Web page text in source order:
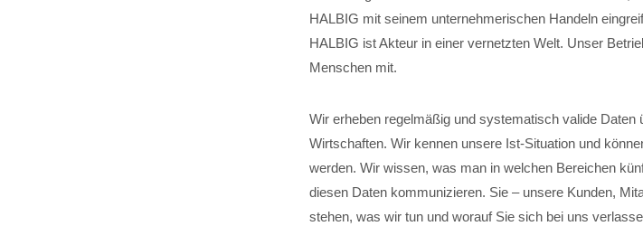
HALBIG mit seinem unternehmerischen Handeln
HALBIG ist Akteur in einer vernetzten Welt. Unser
Menschen mit.
Wir erheben regelmäßig und systematisch valide Daten
Wirtschaften. Wir kennen unsere Ist-Situation und
werden. Wir wissen, was man in welchen Bereichen
diesen Daten kommunizieren. Sie – unsere Kunden,
stehen, was wir tun und worauf Sie sich bei uns